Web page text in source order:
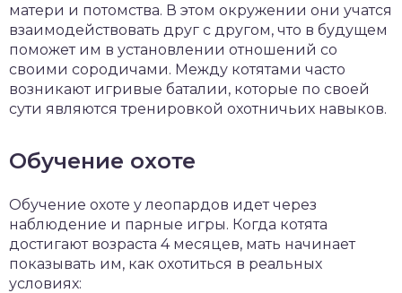
матери и потомства. В этом окружении они учатся
взаимодействовать друг с другом, что в будущем
поможет им в установлении отношений со
своими сородичами. Между котятами часто
возникают игривые баталии, которые по своей
сути являются тренировкой охотничьих навыков.
Обучение охоте
Обучение охоте у леопардов идет через
наблюдение и парные игры. Когда котята
достигают возраста 4 месяцев, мать начинает
показывать им, как охотиться в реальных
условиях: